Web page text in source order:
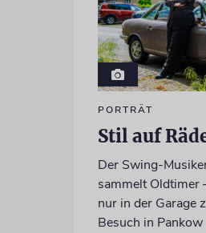
PORTRÄT
Stil auf
Der Swing-
sammelt Oldtimer
nur in der Garage
Besuch in Pankow